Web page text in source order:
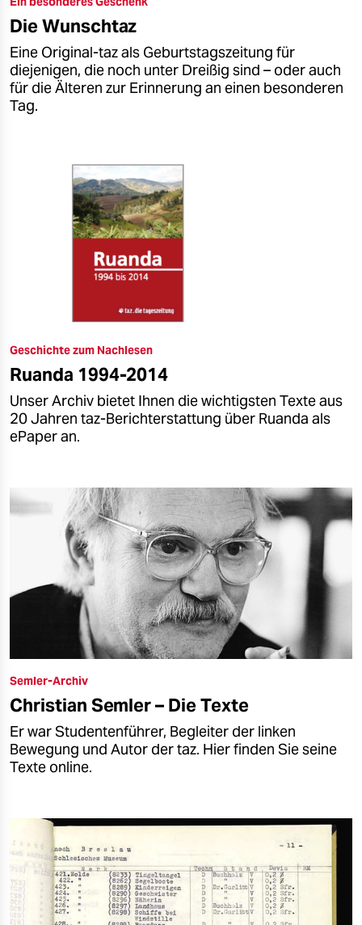
epaper login
Die Wunschtaz
Eine Original-taz als Geburtstagszeitung für
diejenigen, die noch unter Dreißig sind – oder auch
für die Älteren zur Erinnerung an einen besonderen
Tag.
Geschichte zum Nachlesen
Ruanda 1994-2014
Unser Archiv bietet Ihnen die wichtigsten Texte aus
20 Jahren taz-Berichterstattung über Ruanda als
ePaper an.
Semler-Archiv
Christian Semler – Die Texte
Er war Studentenführer, Begleiter der linken
Bewegung und Autor der taz. Hier finden Sie seine
Texte online.